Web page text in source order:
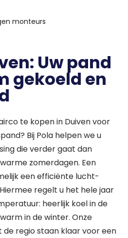
monteurs
Uw pand
gekoeld en
te kopen in Duiven voor
Bij Pola helpen we u
die verder gaat dan
zomerdagen. Een
een efficiënte lucht-
regelt u het hele jaar
heerlijk koel in de
in de winter. Onze
regio staan klaar voor een